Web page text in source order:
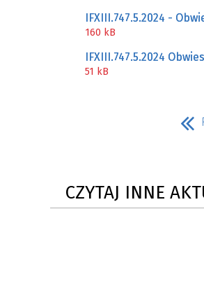
IFXIII.747.5.2024 -
160 kB
IFXIII.747.5.2024
51 kB
CZYTAJ INNE